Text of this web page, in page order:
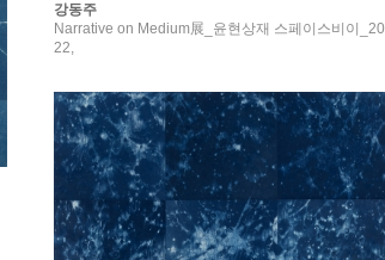
강동주
Narrative on Medium展_윤현상재 스페이스비이_20
22,